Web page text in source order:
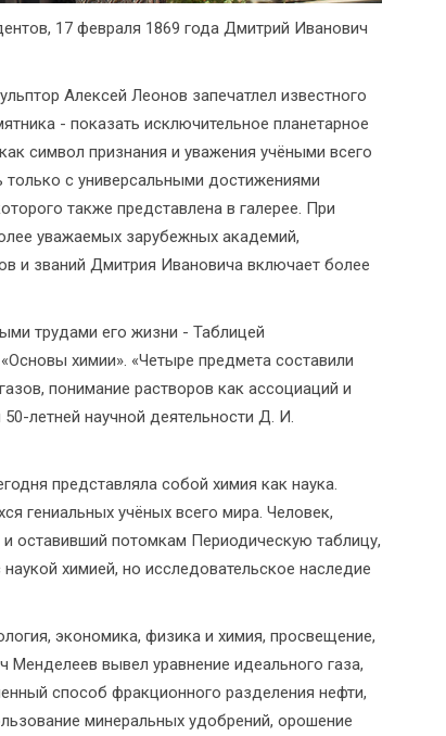
17 февраля 1869 года Дмитрий Иванович
Алексей Леонов запечатлел известного
- показать исключительное планетарное
символ признания и уважения учёными всего
с универсальными достижениями
также представлена в галерее. При
уважаемых зарубежных академий,
и званий Дмитрия Ивановича включает более
трудами его жизни - Таблицей
химии». «Четыре предмета составили
понимание растворов как ассоциаций и
летней научной деятельности Д. И.
представляла собой химия как наука.
гениальных учёных всего мира. Человек,
оставивший потомкам Периодическую таблицу,
химией, но исследовательское наследие
экономика, физика и химия, просвещение,
Менделеев вывел уравнение идеального газа,
способ фракционного разделения нефти,
минеральных удобрений, орошение